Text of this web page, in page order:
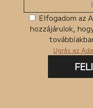
Elfogadom az
hozzájárulok,
Ugrás az